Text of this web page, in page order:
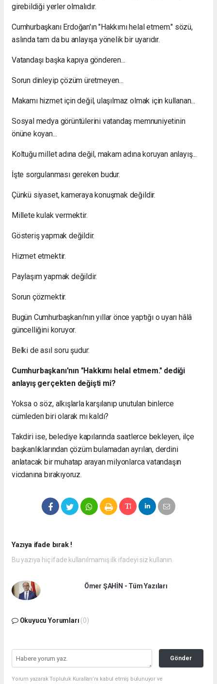
girebildiği yerler olmalıdır.
Cumhurbaşkanı Erdoğan'ın "Hakkımı helal etmem." sözü,
aslında tam da bu anlayışa yönelik bir uyarıdır.
Vatandaşı başka kapıya gönderen...
Sorun dinleyip çözüm üretmeyen...
Makamı hizmet için değil, ulaşılmaz olmak için kullanan...
Sosyal medya görüntülerini vatandaş memnuniyetinin
önüne koyan...
Koltuğu millet adına değil, makam adına koruyan anlayış...
İşte sorgulanması gereken budur.
Çünkü siyaset, kameraya konuşmak değildir.
Millete kulak vermektir.
Gösteriş yapmak değildir.
Hizmet etmektir.
Paylaşım yapmak değildir.
Sorun çözmektir.
Bugün Cumhurbaşkanı'nın yıllar önce yaptığı o uyarı hâlâ
güncelliğini koruyor.
Belki de asıl soru şudur:
Cumhurbaşkanı'nın "Hakkımı helal etmem." dediği
anlayış gerçekten değişti mi?
Yoksa o söz, alkışlarla karşılanıp unutulan binlerce
cümleden biri olarak mı kaldı?
Takdiri ise, belediye kapılarında saatlerce bekleyen, ilçe
başkanlıklarından çözüm bulamadan ayrılan, derdini
anlatacak bir muhatap arayan milyonlarca vatandaşın
vicdanına bırakıyoruz.
Yazıya ifade bırak !
Bu yazıya hiç ifade kullanılmamış ilk ifadeyi siz kullanın.
Ömer ŞAHİN - Tüm Yazıları
Okuyucu Yorumları (0)
Gönder
Yorum yazarak Topluluk Kuralları’nı kabul etmiş bulunuyor ve